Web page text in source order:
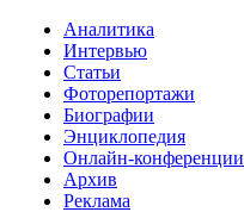
Аналитика
Интервью
Статьи
Фоторепортажи
Биографии
Энциклопедия
Онлайн-конференции
Архив
Реклама